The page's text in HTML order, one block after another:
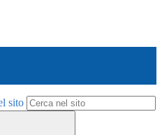
sito